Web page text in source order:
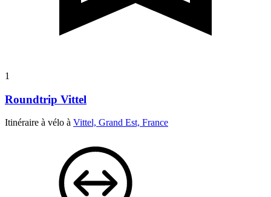
1
Roundtrip Vittel
Itinéraire à vélo à Vittel, Grand Est, France